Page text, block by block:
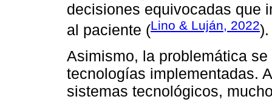
decisiones equivocadas que
al paciente (Lino & Luján, 2022).
Asimismo, la problemática
tecnologías implementadas.
sistemas tecnológicos,